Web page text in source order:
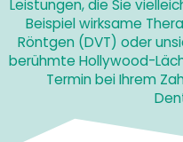
Leistungen, die Sie
Beispiel wirksame
Röntgen (DVT) oder
berühmte Hollywood-
Termin bei Ihrem